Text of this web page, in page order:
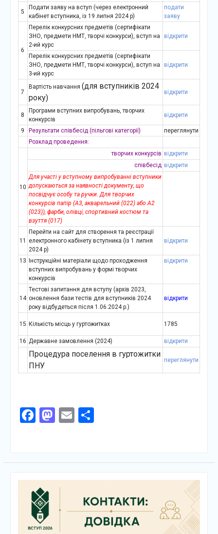
5
Подати заяву на вступ (через електронний
кабінет вступника, із 19 липня 2024 р)
подати
заяву
6
Перелік конкурсних предметів (сертифікати
ЗНО, предмети НМТ, творчі конкурси), вступ на
2-ий курс
відкрити
Перелік конкурсних предметів (сертифікати
ЗНО, предмети НМТ, творчі конкурси), вступ на
3-ий курс
відкрити
7
Вартість навчання (для вступників 2024
року)
відкрити
8
Програми вступних випробувань, творчих
конкурсів
відкрити
9 Результати співбесід (пільгові категорії)
переглянути
Розклад проведення:
10
творчих конкурсів відкрити
співбесід відкрити
Для участі у вступному випробуванні вступники
допускаються за наявності документу, що
посвідчує особу та ручки. Для творчих
конкурсів папір (А3, акварельний (022) або А2
(023)), фарби, олівці, спортивний костюм та
взуття (017)
11
Перейти на сайт для створення та реєстрації
електронного кабінету вступника (із 1 липня
2024 р)
відкрити
13
Інструкційні матеріали щодо проходження
вступних випробувань у формі творчих
конкурсів
відкрити
14
Тестові запитання для вступу (архів 2023,
оновлення бази тестів для вступників 2024
року відбудеться після 1.06.2024 р.)
відкрити
15 Кількість місць у гуртожитках 1785
16 Державне замовлення (2024) відкрити
Процедура поселення в гуртожитки
ПНУ
переглянути
Facebook
Mastodon
EmailПоділитися